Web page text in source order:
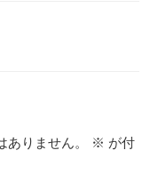
りません。 ※ が付